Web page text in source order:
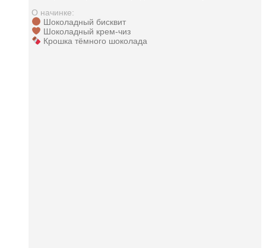
О начинке:
Шоколадный бисквит
Шоколадный крем-чиз
Крошка тёмного шоколада